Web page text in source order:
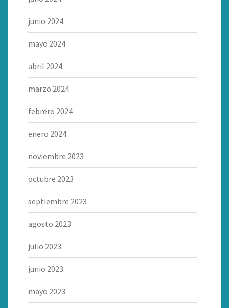
junio 2024
mayo 2024
abril 2024
marzo 2024
febrero 2024
enero 2024
noviembre 2023
octubre 2023
septiembre 2023
agosto 2023
julio 2023
junio 2023
mayo 2023